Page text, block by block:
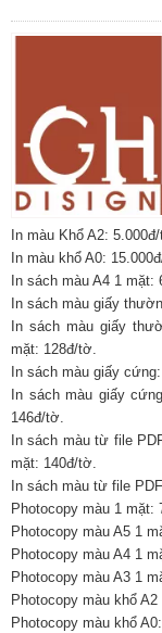
In màu Khổ A2:
In màu khổ A0:
In sách màu A4 1
In sách màu giấy
In sách màu giấy
mặt: 128đ/tờ.
In sách màu giấy
In sách màu giấy
146đ/tờ.
In sách màu từ file
mặt: 140đ/tờ.
In sách màu từ file
Photocopy màu 1
Photocopy màu A5 1
Photocopy màu A4 1
Photocopy màu A3 1
Photocopy màu khổ
Photocopy màu khổ